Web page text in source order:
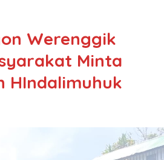
Werenggik
Minta
HIndalimuhuk